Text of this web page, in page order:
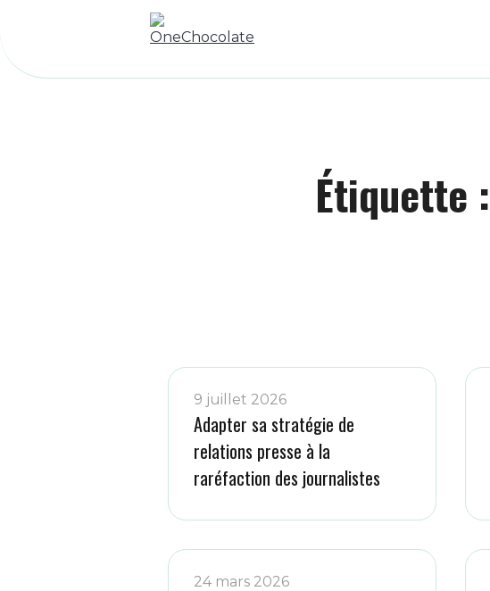
Étiquette :
9 juillet 2026
Adapter sa stratégie de
relations presse à la
raréfaction des journalistes
24 mars 2026